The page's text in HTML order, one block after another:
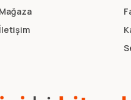
Mağaza
İletişim